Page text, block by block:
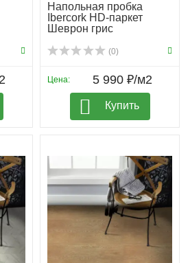
Напольная пробка
Ibercork HD-паркет
Шеврон грис
(0)
Цена: 5 990 ₽/м2
Купить